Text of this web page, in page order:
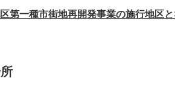
第一種市街地再開発事業の施行地区